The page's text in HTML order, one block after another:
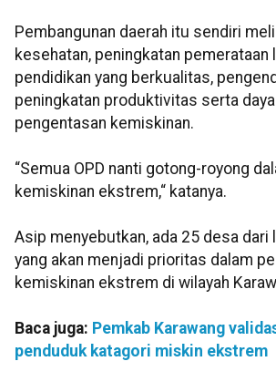
Pembangunan daerah itu sendiri
kesehatan, peningkatan pemerataan
pendidikan yang berkualitas,
peningkatan produktivitas serta
pengentasan kemiskinan.
“Semua OPD nanti gotong-royong
kemiskinan ekstrem,“ katanya.
Asip menyebutkan, ada 25 desa dari
yang akan menjadi prioritas dalam
kemiskinan ekstrem di wilayah
Baca juga: Pemkab Karawang
penduduk katagori miskin ekstrem